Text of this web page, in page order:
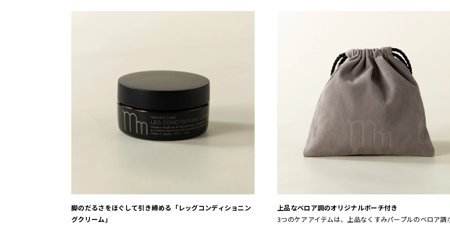
脚のだるさをほぐして引き締める「レッグコンディショニン
グクリーム」
上品なベロア調のオリジナルポーチ付き
3つのケアアイテムは、上品なくすみパープルのベロア調